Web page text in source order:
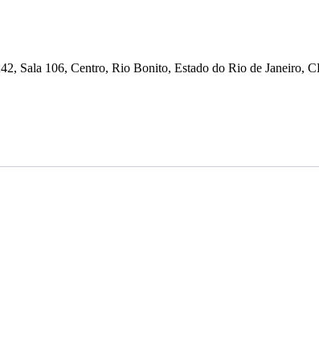
Sala 106, Centro, Rio Bonito, Estado do Rio de Janeiro,